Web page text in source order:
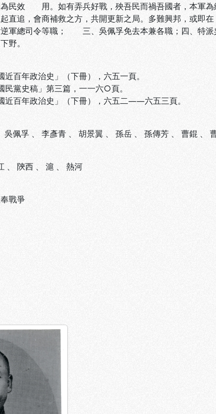
為民效 用。如有弄兵好戰，殃吾民而禍吾國者，本軍
直追，會商補救之方，共開更新之局。多難興邦，或
軍總司令等職； 三、吳佩孚免去本兼各職；四、特
。
百年政治史」（下冊），六五一頁。
黨史稿」第三篇，一一六○頁。
百年政治史」（下冊），六五二――六五三頁。
吳佩孚 、 李彥青 、 胡景翼 、 孫岳 、 孫傳芳 、 曹錕 、
、 陝西 、 滬 、 熱河
戰爭